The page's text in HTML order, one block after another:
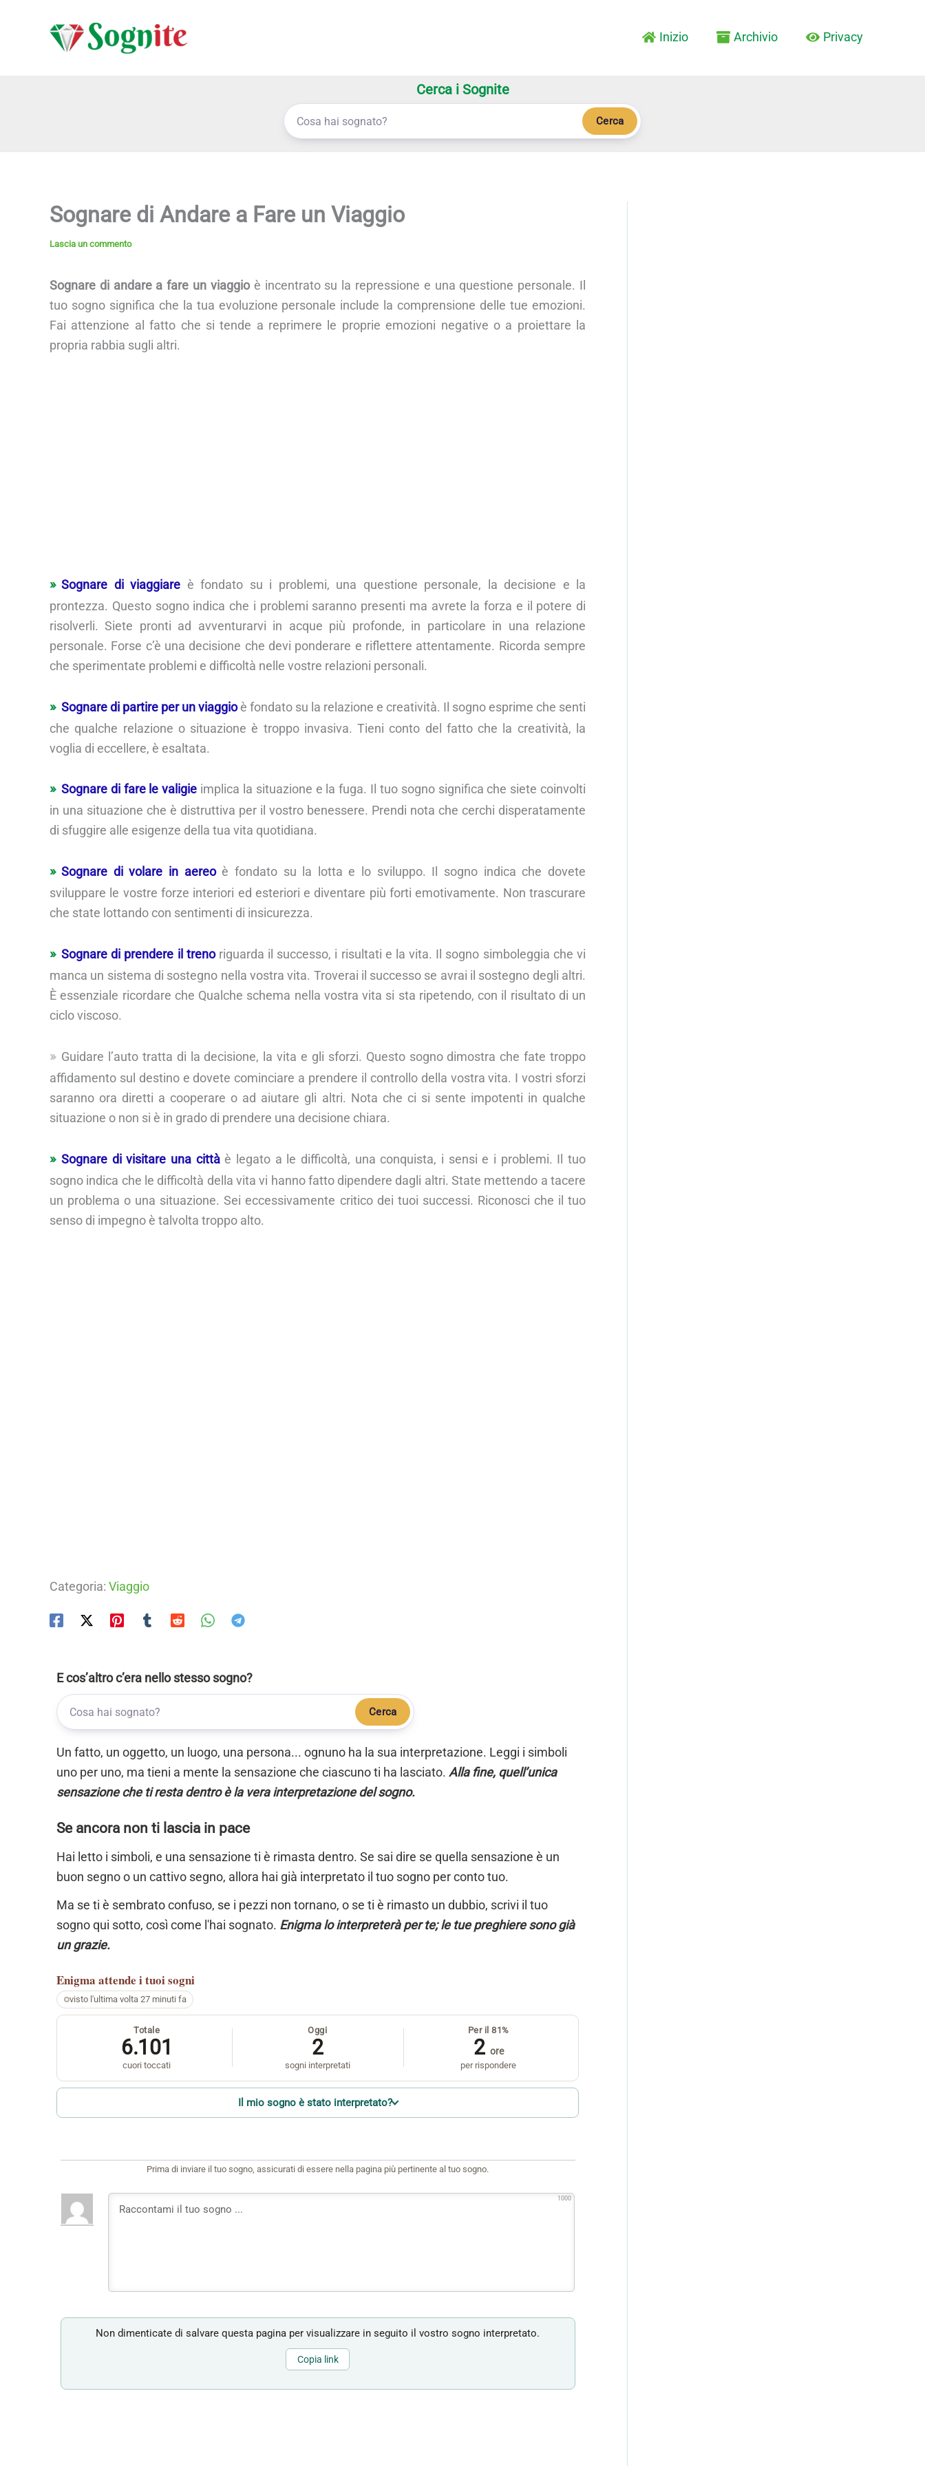
Inizio Archivio Privacy
Cerca i Sognite
Cerca
Sognare di Andare a Fare un Viaggio
Lascia un commento
Sognare di andare a fare un viaggioè incentrato su la repressione e una questione personale. Il
tuo sogno significa che la tua evoluzione personale include la comprensione delle tue emozioni.
Fai attenzione al fatto che si tende a reprimere le proprie emozioni negative o a proiettare la
propria rabbia sugli altri.
Sognare di viaggiare è fondato su i problemi, una questione personale, la decisione e la
prontezza. Questo sogno indica che i problemi saranno presenti ma avrete la forza e il potere di
risolverli. Siete pronti ad avventurarvi in acque più profonde, in particolare in una relazione
personale. Forse c’è una decisione che devi ponderare e riflettere attentamente. Ricorda sempre
che sperimentate problemi e difficoltà nelle vostre relazioni personali.
Sognare di partire per un viaggioè fondato su la relazione e creatività. Il sogno esprime che senti
che qualche relazione o situazione è troppo invasiva. Tieni conto del fatto che la creatività, la
voglia di eccellere, è esaltata.
Sognare di fare le valigie implica la situazione e la fuga. Il tuo sogno significa che siete coinvolti
in una situazione che è distruttiva per il vostro benessere. Prendi nota che cerchi disperatamente
di sfuggire alle esigenze della tua vita quotidiana.
Sognare di volare in aereoè fondato su la lotta e lo sviluppo. Il sogno indica che dovete
sviluppare le vostre forze interiori ed esteriori e diventare più forti emotivamente. Non trascurare
che state lottando con sentimenti di insicurezza.
Sognare di prendere il trenoriguarda il successo, i risultati e la vita. Il sogno simboleggia che vi
manca un sistema di sostegno nella vostra vita. Troverai il successo se avrai il sostegno degli altri.
È essenziale ricordare che Qualche schema nella vostra vita si sta ripetendo, con il risultato di un
ciclo viscoso.
Guidare l’auto tratta di la decisione, la vita e gli sforzi. Questo sogno dimostra che fate troppo
affidamento sul destino e dovete cominciare a prendere il controllo della vostra vita. I vostri sforzi
saranno ora diretti a cooperare o ad aiutare gli altri. Nota che ci si sente impotenti in qualche
situazione o non si è in grado di prendere una decisione chiara.
Sognare di visitare una cittàè legato a le difficoltà, una conquista, i sensi e i problemi. Il tuo
sogno indica che le difficoltà della vita vi hanno fatto dipendere dagli altri. State mettendo a tacere
un problema o una situazione. Sei eccessivamente critico dei tuoi successi. Riconosci che il tuo
senso di impegno è talvolta troppo alto.
Categoria: Viaggio
E cos’altro c’era nello stesso sogno?
Cerca
Un fatto, un oggetto, un luogo, una persona... ognuno ha la sua interpretazione. Leggi i simboli
uno per uno, ma tieni a mente la sensazione che ciascuno ti ha lasciato. Alla fine, quell’unica
sensazione che ti resta dentro è la vera interpretazione del sogno.
Se ancora non ti lascia in pace
Hai letto i simboli, e una sensazione ti è rimasta dentro. Se sai dire se quella sensazione è un
buon segno o un cattivo segno, allora hai già interpretato il tuo sogno per conto tuo.
Ma se ti è sembrato confuso, se i pezzi non tornano, o se ti è rimasto un dubbio, scrivi il tuo
sogno qui sotto, così come l'hai sognato. Enigma lo interpreterà per te; le tue preghiere sono già
un grazie.
Enigma attende i tuoi sogni
visto l'ultima volta 27 minuti fa
Totale
6.101
cuori toccati
Oggi
2
sogni interpretati
Per il 81%
2 ore
per rispondere
Il mio sogno è stato interpretato?
Prima di inviare il tuo sogno, assicurati di essere nella pagina più pertinente al tuo sogno.
1000
Non dimenticate di salvare questa pagina per visualizzare in seguito il vostro sogno interpretato.
Copia link